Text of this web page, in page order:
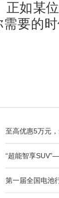
正如某
要的
至高优惠5万元
“超能智享
第一届全国电池